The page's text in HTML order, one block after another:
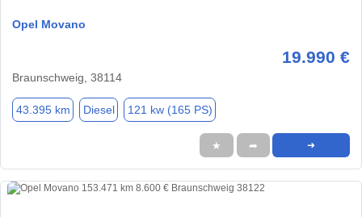
Opel Movano
19.990 €
Braunschweig, 38114
43.395 km Diesel 121 kw (165 PS)
★ ➦ ➜